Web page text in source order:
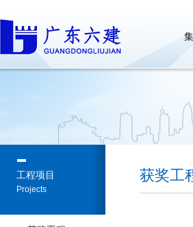
工程项目
Projects
获奖工